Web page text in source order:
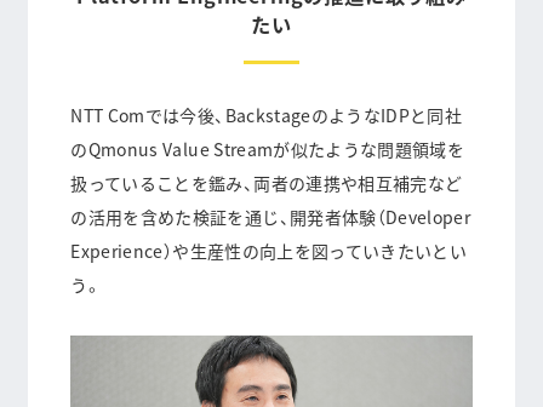
たい
NTT Comでは今後、BackstageのようなIDPと同社
のQmonus Value Streamが似たような問題領域を
扱っていることを鑑み、両者の連携や相互補完など
の活用を含めた検証を通じ、開発者体験（Developer
Experience）や生産性の向上を図っていきたいとい
う。